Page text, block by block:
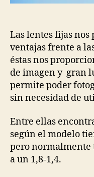
Las lentes fijas
ventajas frente a
éstas nos
de imagen y gran
permite poder
sin necesidad de
Entre ellas
según el modelo
pero normalmente
a un 1,8-1,4.